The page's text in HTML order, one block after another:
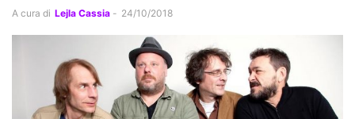
A cura di Lejla Cassia - 24/10/2018